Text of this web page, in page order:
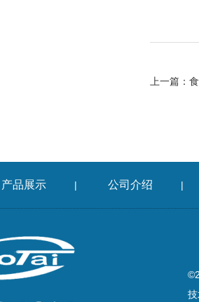
上一篇：
产品展示 | 公司介绍 |